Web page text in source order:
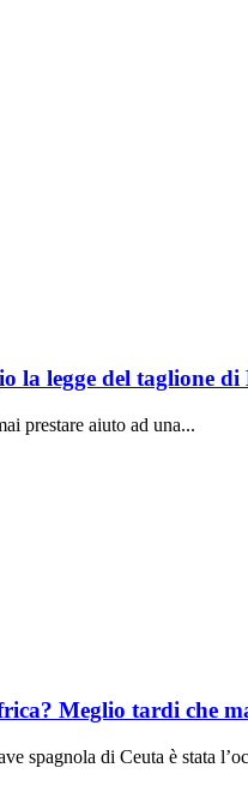
la legge del taglione
prestare aiuto ad una...
Meglio tardi che
spagnola di Ceuta è stata